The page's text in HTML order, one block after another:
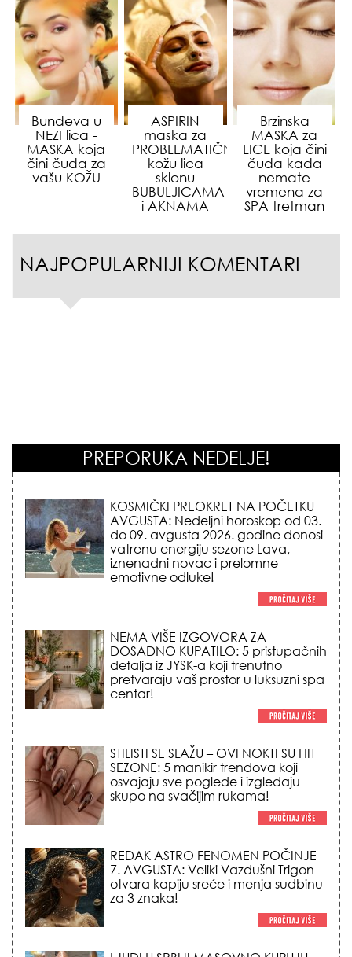
Bundeva u
NEZI lica -
MASKA koja
čini čuda za
vašu KOŽU
ASPIRIN
maska za
PROBLEMATIČNU
kožu lica
sklonu
BUBULJICAMA
i AKNAMA
Brzinska
MASKA za
LICE koja čini
čuda kada
nemate
vremena za
SPA tretman
NAJPOPULARNIJI KOMENTARI
PREPORUKA NEDELJE!
KOSMIČKI PREOKRET NA POČETKU
AVGUSTA: Nedeljni horoskop od 03.
do 09. avgusta 2026. godine donosi
vatrenu energiju sezone Lava,
iznenadni novac i prelomne
emotivne odluke!
NEMA VIŠE IZGOVORA ZA
DOSADNO KUPATILO: 5 pristupačnih
detalja iz JYSK-a koji trenutno
pretvaraju vaš prostor u luksuzni spa
centar!
STILISTI SE SLAŽU – OVI NOKTI SU HIT
SEZONE: 5 manikir trendova koji
osvajaju sve poglede i izgledaju
skupo na svačijim rukama!
REDAK ASTRO FENOMEN POČINJE
7. AVGUSTA: Veliki Vazdušni Trigon
otvara kapiju sreće i menja sudbinu
za 3 znaka!